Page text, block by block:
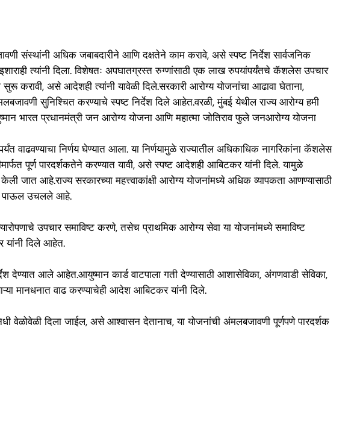
संस्थांनी अधिक जबाबदारीने आणि दक्षतेने काम करावे, असे स्पष्ट निर्देश सार्वजनिक
त्यांनी दिला. विशेषतः अपघातग्रस्त रुग्णांसाठी एक लाख रुपयांपर्यंतचे कॅशलेस उपचार
करावी, असे आदेशही त्यांनी यावेळी दिले.सरकारी आरोग्य योजनांचा आढावा घेताना,
सुनिश्चित करण्याचे स्पष्ट निर्देश दिले आहेत.वरळी, मुंबई येथील राज्य आरोग्य हमी
भारत प्रधानमंत्री जन आरोग्य योजना आणि महात्मा जोतिराव फुले जनआरोग्य योजना
निर्णय घेण्यात आला. या निर्णयामुळे राज्यातील अधिकाधिक नागरिकांना कॅशलेस
पूर्ण पारदर्शकतेने करण्यात यावी, असे स्पष्ट आदेशही आबिटकर यांनी दिले. यामुळे
जात आहे.राज्य सरकारच्या महत्त्वाकांक्षी आरोग्य योजनांमध्ये अधिक व्यापकता आणण्यासाठी
पाऊल उचलले आहे.
उपचार समाविष्ट करणे, तसेच प्राथमिक आरोग्य सेवा या योजनांमध्ये समाविष्ट
यांनी दिले आहेत.
देण्यात आले आहेत.आयुष्मान कार्ड वाटपाला गती देण्यासाठी आशासेविका, अंगणवाडी सेविका,
मानधनात वाढ करण्याचेही आदेश आबिटकर यांनी दिले.
वेळोवेळी दिला जाईल, असे आश्वासन देतानाच, या योजनांची अंमलबजावणी पूर्णपणे पारदर्शक